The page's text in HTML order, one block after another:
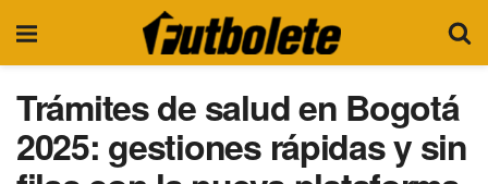
Trámites de salud en Bogotá
2025: gestiones rápidas y sin